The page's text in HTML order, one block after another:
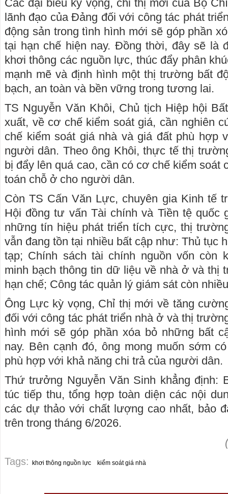
Các đại biểu kỳ vọng, chỉ thị mới của Bộ
lãnh đạo của Đảng đối với công tác phát
động sản trong tình hình mới sẽ góp phần
tại hạn chế hiện nay. Đồng thời, đây sẽ là
khơi thông các nguồn lực, thúc đẩy phân
mạnh mẽ và định hình một thị trường bất
bạch, an toàn và bền vững trong tương lai.
TS Nguyễn Văn Khôi, Chủ tịch Hiệp hội
xuất, về cơ chế kiểm soát giá, cần nghiên
chế kiểm soát giá nhà và giá đất phù hợp
người dân. Theo ông Khôi, thực tế thị
bị đẩy lên quá cao, cần có cơ chế kiểm soát
toán chỗ ở cho người dân.
Còn TS Cấn Văn Lực, chuyên gia Kinh tế
Hội đồng tư vấn Tài chính và Tiền tệ quốc
những tín hiệu phát triển tích cực, thị
vẫn đang tồn tại nhiều bất cập như: Thủ tục
tạp; Chính sách tài chính nguồn vốn còn
minh bạch thông tin dữ liệu về nhà ở và thị
hạn chế; Công tác quản lý giám sát còn
Ông Lực kỳ vọng, Chỉ thị mới về tăng
đối với công tác phát triển nhà ở và thị
hình mới sẽ góp phần xóa bỏ những bất
nay. Bên cạnh đó, ông mong muốn sớm
phù hợp với khả năng chi trả của người dân.
Thứ trưởng Nguyễn Văn Sinh khẳng định:
túc tiếp thu, tổng hợp toàn diện các nội
các dự thảo với chất lượng cao nhất, bảo
trên trong tháng 6/2026.
Tags: khơi thông nguồn lực kiểm soát giá nhà